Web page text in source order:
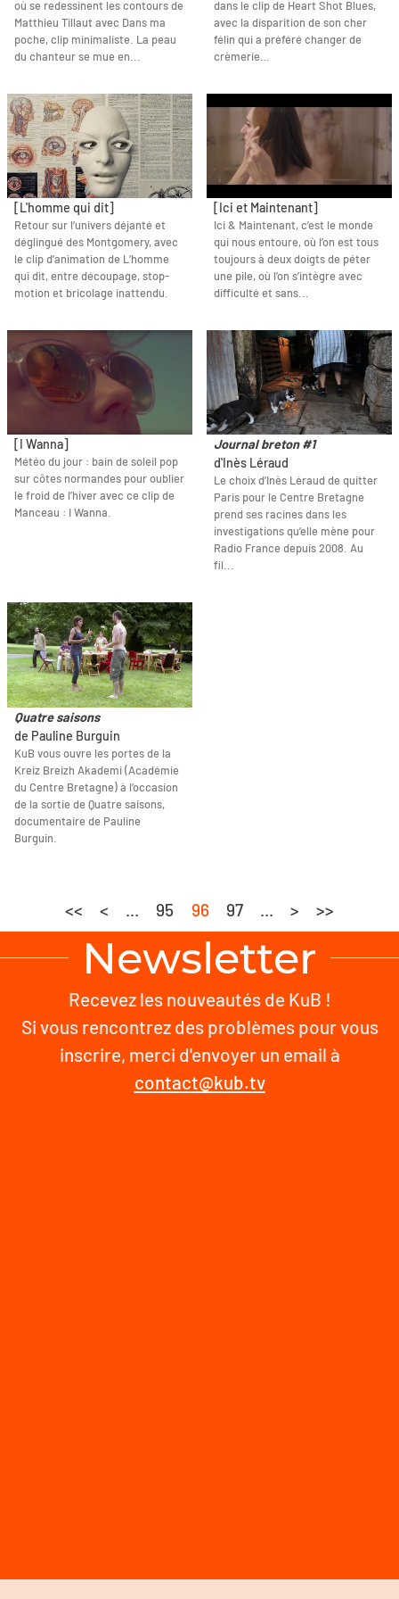
où se redessinent les contours de
Matthieu Tillaut avec Dans ma
poche, clip minimaliste. La peau
du chanteur se mue en...
dans le clip de Heart Shot Blues,
avec la disparition de son cher
félin qui a préféré changer de
crèmerie…
[L'homme qui dit]
Retour sur l’univers déjanté et
déglingué des Montgomery, avec
le clip d’animation de L’homme
qui dit, entre découpage, stop-
motion et bricolage inattendu.
[Ici et Maintenant]
Ici & Maintenant, c’est le monde
qui nous entoure, où l’on est tous
toujours à deux doigts de péter
une pile, où l’on s’intègre avec
difficulté et sans...
[I Wanna]
Météo du jour : bain de soleil pop
sur côtes normandes pour oublier
le froid de l’hiver avec ce clip de
Manceau : I Wanna.
Journal breton #1
d'Inès Léraud
Le choix d’Inès Léraud de quitter
Paris pour le Centre Bretagne
prend ses racines dans les
investigations qu’elle mène pour
Radio France depuis 2008. Au
fil...
Quatre saisons
de Pauline Burguin
KuB vous ouvre les portes de la
Kreiz Breizh Akademi (Académie
du Centre Bretagne) à l’occasion
de la sortie de Quatre saisons,
documentaire de Pauline
Burguin.
<< < ... 95 96 97 ... > >>
Newsletter
Recevez les nouveautés de KuB !
Si vous rencontrez des problèmes pour vous
inscrire, merci d'envoyer un email à
contact@kub.tv